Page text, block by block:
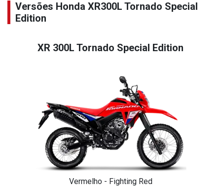
Versões Honda XR300L Tornado Special
Edition
XR 300L Tornado Special Edition
Vermelho - Fighting Red